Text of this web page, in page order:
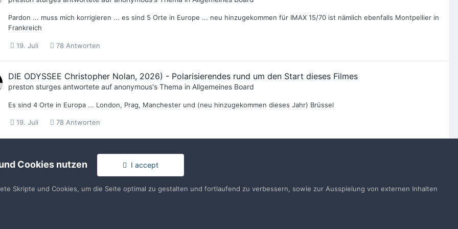
Pardon ... muss mich korrigieren ... es sind 5 Orte in Europe ... neu hinzugekommen für IMAX 15/70 ist nämlich ebenfalls Montpellier in
Frankreich
19. Juli 78 Antworten
DIE ODYSSEE Christopher Nolan, 2026) - Polarisierendes rund um den Start dieses Filmes
preston sturges antwortete auf anonymous's Thema in Allgemeines Board
Es sind 4 Orte in Europa ... London, Prag, Manchester und (neu hinzugekommen dieses Jahr) Brüssel
19. Juli 78 Antworten
Cookies nutzen I accept
Skripte und Cookies, um die Seite optimal zu gestalten und fortlaufend zu verbessern, sowie zur Ausspielung von externen Inhalten